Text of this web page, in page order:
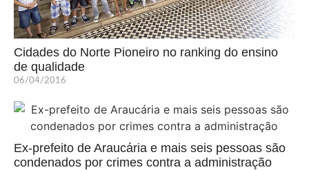
Cidades do Norte Pioneiro no ranking do ensino
de qualidade
06/04/2016
Ex-prefeito de Araucária e mais seis pessoas são
condenados por crimes contra a administração